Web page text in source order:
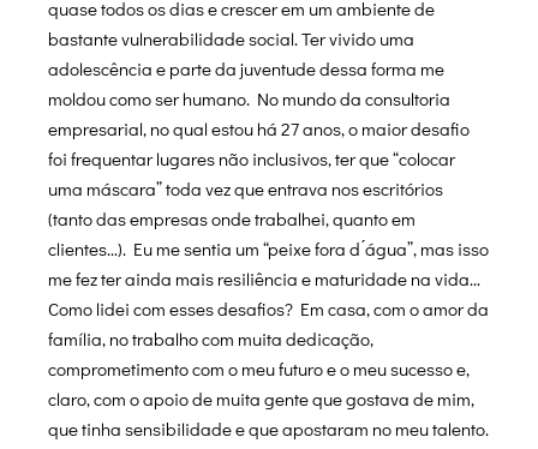
quase todos os dias e crescer em um ambiente de
bastante vulnerabilidade social. Ter vivido uma
adolescência e parte da juventude dessa forma me
moldou como ser humano. No mundo da consultoria
empresarial, no qual estou há 27 anos, o maior desafio
foi frequentar lugares não inclusivos, ter que “colocar
uma máscara” toda vez que entrava nos escritórios
(tanto das empresas onde trabalhei, quanto em
clientes…). Eu me sentia um “peixe fora d ́água”, mas isso
me fez ter ainda mais resiliência e maturidade na vida…
Como lidei com esses desafios? Em casa, com o amor da
família, no trabalho com muita dedicação,
comprometimento com o meu futuro e o meu sucesso e,
claro, com o apoio de muita gente que gostava de mim,
que tinha sensibilidade e que apostaram no meu talento.